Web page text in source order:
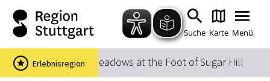
Zum Hauptinhalt springen
Zur Suche springen
Zur Hauptnavigation
Zum Footer springen
Suche Karte Menü
Startseite In the Meadows at the Foot of Sugar Hill
Erlebnisregion